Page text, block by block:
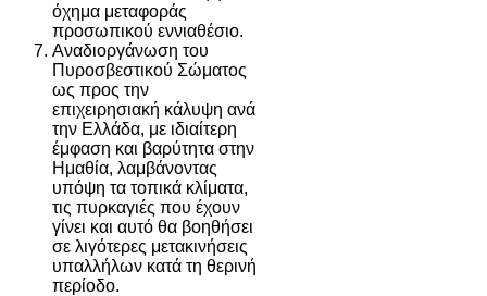
όχημα μεταφοράς
προσωπικού εννιαθέσιο.
Αναδιοργάνωση του
Πυροσβεστικού Σώματος
ως προς την
επιχειρησιακή κάλυψη ανά
την Ελλάδα, με ιδιαίτερη
έμφαση και βαρύτητα στην
Ημαθία, λαμβάνοντας
υπόψη τα τοπικά κλίματα,
τις πυρκαγιές που έχουν
γίνει και αυτό θα βοηθήσει
σε λιγότερες μετακινήσεις
υπαλλήλων κατά τη θερινή
περίοδο.